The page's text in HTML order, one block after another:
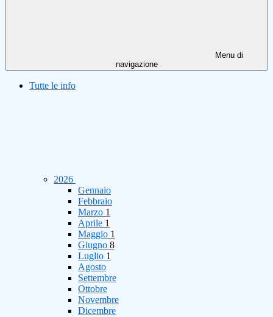
Menu di
navigazione
Tutte le info
2026
Gennaio
Febbraio
Marzo 1
Aprile 1
Maggio 1
Giugno 8
Luglio 1
Agosto
Settembre
Ottobre
Novembre
Dicembre